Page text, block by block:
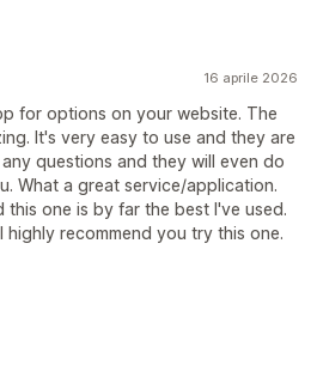
16 aprile 2026
for options on your website. The
It's very easy to use and they are
questions and they will even do
What a great service/application.
this one is by far the best I've used.
highly recommend you try this one.